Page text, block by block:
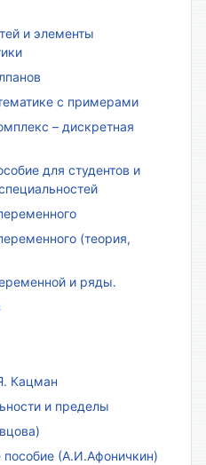
и элементы
с примерами
– дискретная
для студентов и
(теория,
и ряды.
Кацман
и пределы
(А.И.Афоничкин)